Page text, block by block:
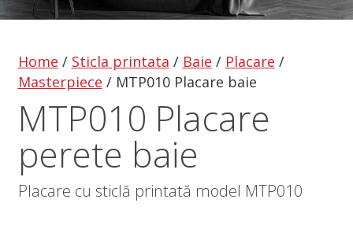
Home / Sticla printata / Baie / Placare /
Masterpiece / MTP010 Placare baie
MTP010 Placare
perete baie
Placare cu sticlă printată model MTP010